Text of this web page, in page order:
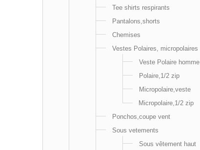
Tee shirts respirants
Pantalons,shorts
Chemises
Vestes Polaires, micropolaires
Veste Polaire homme
Polaire,1/2 zip
Micropolaire,veste
Micropolaire,1/2 zip
Ponchos,coupe vent
Sous vetements
Sous vêtement haut